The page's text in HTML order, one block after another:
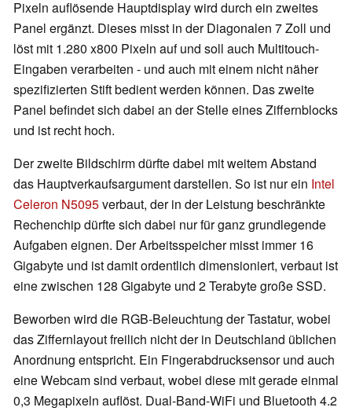
Pixeln auflösende Hauptdisplay wird durch ein zweites
Panel ergänzt. Dieses misst in der Diagonalen 7 Zoll und
löst mit 1.280 x800 Pixeln auf und soll auch Multitouch-
Eingaben verarbeiten - und auch mit einem nicht näher
spezifizierten Stift bedient werden können. Das zweite
Panel befindet sich dabei an der Stelle eines Ziffernblocks
und ist recht hoch.
Der zweite Bildschirm dürfte dabei mit weitem Abstand
das Hauptverkaufsargument darstellen. So ist nur ein Intel
Celeron N5095verbaut, der in der Leistung beschränkte
Rechenchip dürfte sich dabei nur für ganz grundlegende
Aufgaben eignen. Der Arbeitsspeicher misst immer 16
Gigabyte und ist damit ordentlich dimensioniert, verbaut ist
eine zwischen 128 Gigabyte und 2 Terabyte große SSD.
Beworben wird die RGB-Beleuchtung der Tastatur, wobei
das Ziffernlayout freilich nicht der in Deutschland üblichen
Anordnung entspricht. Ein Fingerabdrucksensor und auch
eine Webcam sind verbaut, wobei diese mit gerade einmal
0,3 Megapixeln auflöst. Dual-Band-WiFi und Bluetooth 4.2